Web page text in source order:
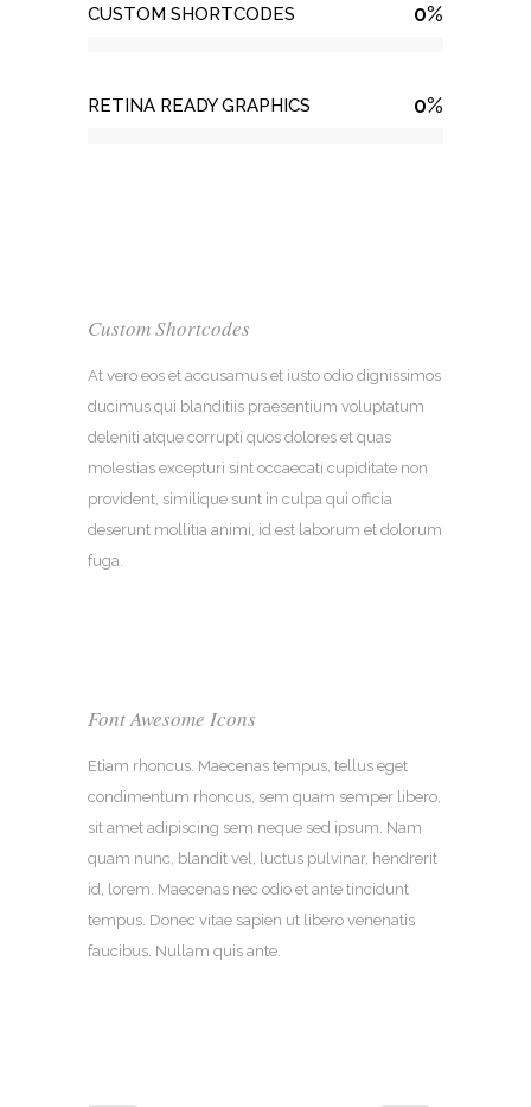
CUSTOM SHORTCODES 0%
RETINA READY GRAPHICS 0%
Custom Shortcodes
At vero eos et accusamus et iusto odio dignissimos
ducimus qui blanditiis praesentium voluptatum
deleniti atque corrupti quos dolores et quas
molestias excepturi sint occaecati cupiditate non
provident, similique sunt in culpa qui officia
deserunt mollitia animi, id est laborum et dolorum
fuga.
Font Awesome Icons
Etiam rhoncus. Maecenas tempus, tellus eget
condimentum rhoncus, sem quam semper libero,
sit amet adipiscing sem neque sed ipsum. Nam
quam nunc, blandit vel, luctus pulvinar, hendrerit
id, lorem. Maecenas nec odio et ante tincidunt
tempus. Donec vitae sapien ut libero venenatis
faucibus. Nullam quis ante.